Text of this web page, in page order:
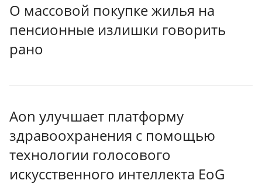
О массовой покупке жилья на
пенсионные излишки говорить
рано
Aon улучшает платформу
здравоохранения с помощью
технологии голосового
искусственного интеллекта EoG